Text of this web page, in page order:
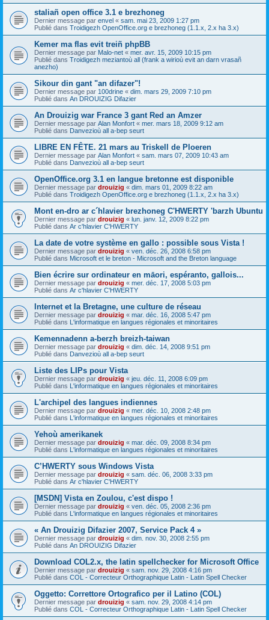
staliañ open office 3.1 e brezhoneg
Dernier message par envel « sam. mai 23, 2009 1:27 pm
Publié dans Troidigezh OpenOffice.org e brezhoneg (1.1.x, 2.x ha 3.x)
Kemer ma flas evit treiñ phpBB
Dernier message par Malo-net « mer. avr. 15, 2009 10:15 pm
Publié dans Troidigezh meziantoù all (frank a wirioù evit an darn vrasañ
anezho)
Sikour din gant "an difazer"!
Dernier message par 100drine « dim. mars 29, 2009 7:10 pm
Publié dans An DROUIZIG Difazier
An Drouizig war France 3 gant Red an Amzer
Dernier message par Alan Monfort « mer. mars 18, 2009 9:12 am
Publié dans Danvezioù all a-bep seurt
LIBRE EN FÊTE. 21 mars au Triskell de Ploeren
Dernier message par Alan Monfort « sam. mars 07, 2009 10:43 am
Publié dans Danvezioù all a-bep seurt
OpenOffice.org 3.1 en langue bretonne est disponible
Dernier message par drouizig « dim. mars 01, 2009 8:22 am
Publié dans Troidigezh OpenOffice.org e brezhoneg (1.1.x, 2.x ha 3.x)
Mont en-dro ar c´hlavier brezhoneg C'HWERTY 'barzh Ubuntu
Dernier message par drouizig « lun. janv. 12, 2009 8:22 pm
Publié dans Ar c'hlavier C'HWERTY
La date de votre système en gallo : possible sous Vista !
Dernier message par drouizig « ven. déc. 26, 2008 6:58 pm
Publié dans Microsoft et le breton - Microsoft and the Breton language
Bien écrire sur ordinateur en māori, espéranto, gallois...
Dernier message par drouizig « mer. déc. 17, 2008 5:03 pm
Publié dans Ar c'hlavier C'HWERTY
Internet et la Bretagne, une culture de réseau
Dernier message par drouizig « mar. déc. 16, 2008 5:47 pm
Publié dans L'informatique en langues régionales et minoritaires
Kemennadenn a-berzh breizh-taiwan
Dernier message par drouizig « dim. déc. 14, 2008 9:51 pm
Publié dans Danvezioù all a-bep seurt
Liste des LIPs pour Vista
Dernier message par drouizig « jeu. déc. 11, 2008 6:09 pm
Publié dans L'informatique en langues régionales et minoritaires
L'archipel des langues indiennes
Dernier message par drouizig « mer. déc. 10, 2008 2:48 pm
Publié dans L'informatique en langues régionales et minoritaires
Yehoù amerikanek
Dernier message par drouizig « mar. déc. 09, 2008 8:34 pm
Publié dans L'informatique en langues régionales et minoritaires
C’HWERTY sous Windows Vista
Dernier message par drouizig « sam. déc. 06, 2008 3:33 pm
Publié dans Ar c'hlavier C'HWERTY
[MSDN] Vista en Zoulou, c'est dispo !
Dernier message par drouizig « ven. déc. 05, 2008 2:36 pm
Publié dans L'informatique en langues régionales et minoritaires
« An Drouizig Difazier 2007, Service Pack 4 »
Dernier message par drouizig « dim. nov. 30, 2008 2:55 pm
Publié dans An DROUIZIG Difazier
Download COL2.x, the latin spellchecker for Microsoft Office
Dernier message par drouizig « sam. nov. 29, 2008 4:16 pm
Publié dans COL - Correcteur Orthographique Latin - Latin Spell Checker
Oggetto: Correttore Ortografico per il Latino (COL)
Dernier message par drouizig « sam. nov. 29, 2008 4:14 pm
Publié dans COL - Correcteur Orthographique Latin - Latin Spell Checker